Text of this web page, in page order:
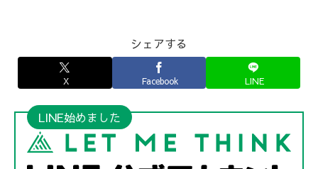
シェアする
X Facebook LINE
LINE始めました